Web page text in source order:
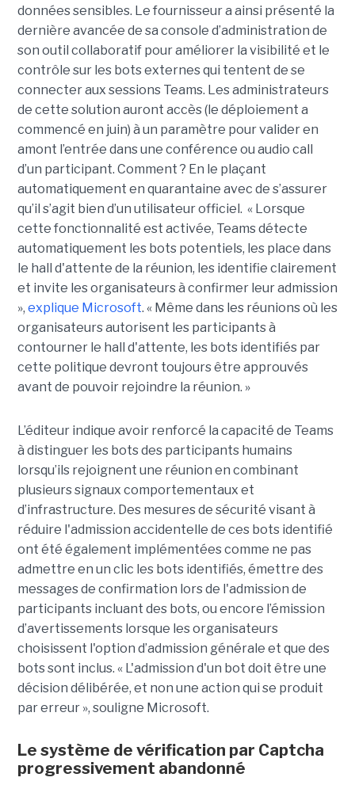
données sensibles. Le fournisseur a ainsi présenté la
dernière avancée de sa console d’administration de
son outil collaboratif pour améliorer la visibilité et le
contrôle sur les bots externes qui tentent de se
connecter aux sessions Teams. Les administrateurs
de cette solution auront accès (le déploiement a
commencé en juin) à un paramètre pour valider en
amont l’entrée dans une conférence ou audio call
d’un participant. Comment ? En le plaçant
automatiquement en quarantaine avec de s’assurer
qu’il s’agit bien d’un utilisateur officiel. « Lorsque
cette fonctionnalité est activée, Teams détecte
automatiquement les bots potentiels, les place dans
le hall d'attente de la réunion, les identifie clairement
et invite les organisateurs à confirmer leur admission
», explique Microsoft. « Même dans les réunions où les
organisateurs autorisent les participants à
contourner le hall d'attente, les bots identifiés par
cette politique devront toujours être approuvés
avant de pouvoir rejoindre la réunion. »
L’éditeur indique avoir renforcé la capacité de Teams
à distinguer les bots des participants humains
lorsqu’ils rejoignent une réunion en combinant
plusieurs signaux comportementaux et
d’infrastructure. Des mesures de sécurité visant à
réduire l'admission accidentelle de ces bots identifié
ont été également implémentées comme ne pas
admettre en un clic les bots identifiés, émettre des
messages de confirmation lors de l'admission de
participants incluant des bots, ou encore l’émission
d’avertissements lorsque les organisateurs
choisissent l'option d’admission générale et que des
bots sont inclus. « L'admission d'un bot doit être une
décision délibérée, et non une action qui se produit
par erreur », souligne Microsoft.
Le système de vérification par Captcha
progressivement abandonné